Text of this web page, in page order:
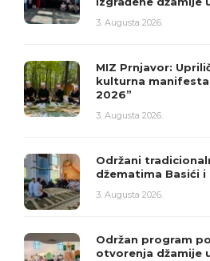
3. Augusta 2026.
MIZ Prnjavor:
kulturna
2026”
3. Augusta 2026.
Održani
džematima Basići i
3. Augusta 2026.
Održan program
otvorenja džamije